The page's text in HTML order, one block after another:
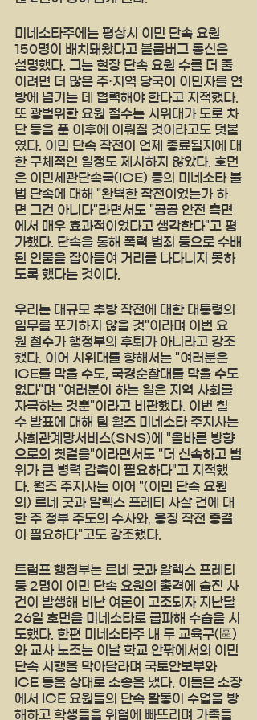
미네소타주에는 평상시 이민 단속 요원
150명이 배치돼왔다고 블룸버그 통신은
설명했다. 그는 현장 단속 요원 수를 더 줄
이려면 더 많은 주·지역 당국이 이민자를 연
방에 넘기는 데 협력해야 한다고 지적했다.
또 광범위한 요원 철수는 시위대가 도로 차
단 등을 푼 이후에 이뤄질 것이라고도 덧붙
였다. 이민 단속 작전이 언제 종료될지에 대
한 구체적인 일정도 제시하지 않았다. 호먼
은 이민세관단속국(ICE) 등의 미네소타 불
법 단속에 대해 "완벽한 작전이었는가 하
면 그건 아니다"라면서도 "공공 안전 측면
에서 매우 효과적이었다고 생각한다"고 평
가했다. 단속을 통해 폭력 범죄 등으로 수배
된 인물을 잡아들여 거리를 나다니지 못하
도록 했다는 것이다.
우리는 대규모 추방 작전에 대한 대통령의
임무를 포기하지 않을 것"이라며 이번 요
원 철수가 행정부의 후퇴가 아니라고 강조
했다. 이어 시위대를 향해서는 "여러분은
ICE를 막을 수도, 국경순찰대를 막을 수도
없다"며 "여러분이 하는 일은 지역 사회를
자극하는 것뿐"이라고 비판했다. 이번 철
수 발표에 대해 팀 월즈 미네소타 주지사는
사회관계망서비스(SNS)에 "올바른 방향
으로의 첫걸음"이라면서도 "더 신속하고 범
위가 큰 병력 감축이 필요하다"고 지적했
다. 월즈 주지사는 이어 "(이민 단속 요원
의) 르네 굿과 알렉스 프레티 사살 건에 대
한 주 정부 주도의 수사와, 응징 작전 종결
이 필요하다"고도 강조했다.
트럼프 행정부는 르네 굿과 알렉스 프레티
등 2명이 이민 단속 요원의 총격에 숨진 사
건이 발생해 비난 여론이 고조되자 지난달
26일 호먼을 미네소타로 급파해 수습을 시
도했다. 한편 미네소타주 내 두 교육구(區)
와 교사 노조는 이날 학교 안팎에서의 이민
단속 시행을 막아달라며 국토안보부와
ICE 등을 상대로 소송을 냈다. 이들은 소장
에서 ICE 요원들의 단속 활동이 수업을 방
해하고 학생들을 위험에 빠뜨리며 가족들